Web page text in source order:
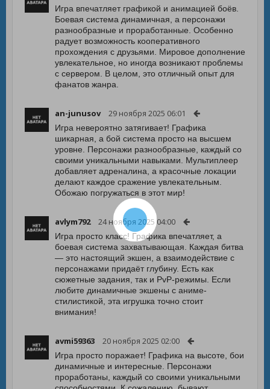
Игра впечатляет графикой и анимацией боёв.
Боевая система динамичная, а персонажи
разнообразные и проработанные. Особенно
радует возможность кооперативного
прохождения с друзьями. Мировое дополнение
увлекательное, но иногда возникают проблемы
с сервером. В целом, это отличный опыт для
фанатов жанра.
an-junusov 29 ноября 2025 06:01
Игра невероятно затягивает! Графика
шикарная, а бой система просто на высшем
уровне. Персонажи разнообразные, каждый со
своими уникальными навыками. Мультиплеер
добавляет адреналина, а красочные локации
делают каждое сражение увлекательным.
Обожаю погружаться в этот мир!
avlym792 24 ноября 2025 04:00
Игра просто класс! Графика впечатляет, а
боевая система захватывающая. Каждая битва
— это настоящий экшен, а взаимодействие с
персонажами придаёт глубину. Есть как
сюжетные задания, так и PvP-режимы. Если
любите динамичные экшены с аниме-
стилистикой, эта игрушка точно стоит
внимания!
avmi59363 20 ноября 2025 02:00
Игра просто поражает! Графика на высоте, бои
динамичные и интересные. Персонажи
проработаны, каждый со своими уникальными